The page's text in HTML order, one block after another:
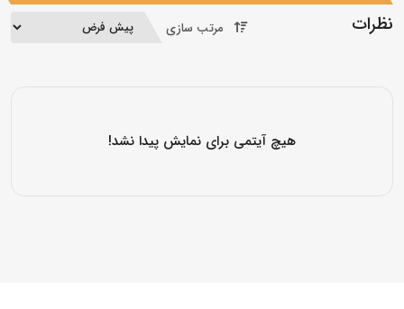
نظرات مرتب سازی
هیچ آیتمی برای نمایش پیدا نشد!